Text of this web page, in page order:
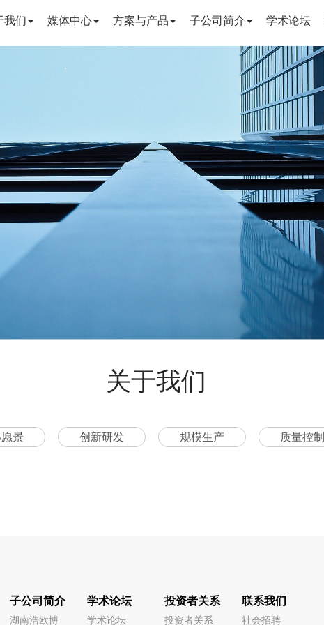
我们 媒体中心 方案与产品 子公司简介 学术论坛
关于我们
景 创新研发 规模生产 质量控制
子公司简介
湖南浩欧博
学术论坛
学术论坛
投资者关系
投资者关系
联系我们
社会招聘